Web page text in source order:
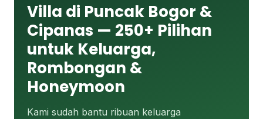
Villa di Puncak Bogor &
Cipanas — 250+ Pilihan
untuk Keluarga,
Rombongan &
Honeymoon
Kami sudah bantu ribuan keluarga